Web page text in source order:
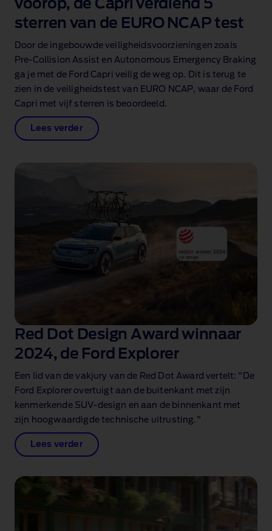
voorop, de Capri verdiend 5
sterren van de EURO NCAP test
Door de ingebouwde veiligheidsvoorzieningen zoals
Pre‑Collision Assist en Autonomous Emergency Braking
ga je met de Ford Capri veilig de weg op. Dit is terug te
zien in de veiligheidstest van EURO NCAP, waar de Ford
Capri met vijf sterren is beoordeeld.
Lees verder
Red Dot Design Award winnaar
2024, de Ford Explorer
Een lid van de vakjury van de Red Dot Award vertelt: "De
Ford Explorer overtuigt aan de buitenkant met zijn
kenmerkende SUV‑design en aan de binnenkant met
zijn hoogwaardigde technische uitrusting."
Lees verder